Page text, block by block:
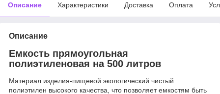
Описание Характеристики Доставка Оплата
Описание
Емкость прямоугольная
полиэтиленовая на 500 литров
Материал изделия-пищевой экологический чистый
полиэтилен высокого качества, что позволяет емкостям быть